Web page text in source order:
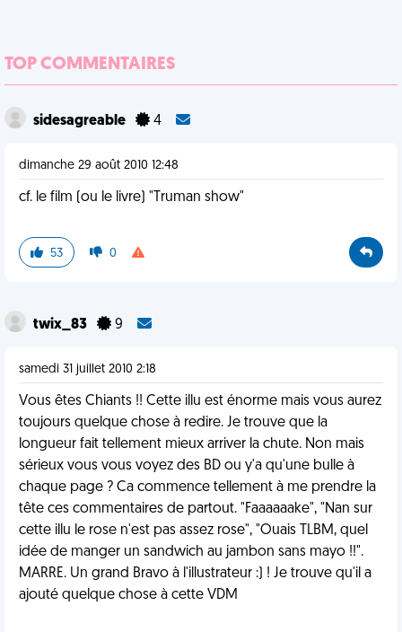
TOP COMMENTAIRES
sidesagreable 4
dimanche 29 août 2010 12:48
cf. le film (ou le livre) "Truman show"
53 0
twix_83 9
samedi 31 juillet 2010 2:18
Vous êtes Chiants !! Cette illu est énorme mais vous aurez
toujours quelque chose à redire. Je trouve que la
longueur fait tellement mieux arriver la chute. Non mais
sérieux vous vous voyez des BD ou y'a qu'une bulle à
chaque page ? Ca commence tellement à me prendre la
tête ces commentaires de partout. "Faaaaaake", "Nan sur
cette illu le rose n'est pas assez rose", "Ouais TLBM, quel
idée de manger un sandwich au jambon sans mayo !!".
MARRE. Un grand Bravo à l'illustrateur :) ! Je trouve qu'il a
ajouté quelque chose à cette VDM